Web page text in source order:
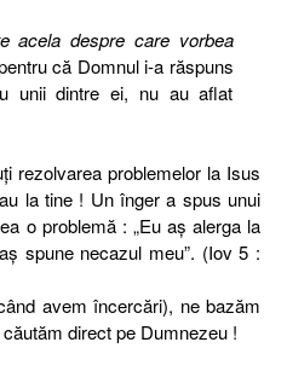
acela despre care vorbea
că Domnul i-a răspuns
unii dintre ei, nu au aflat
rezolvarea problemelor la Isus
la tine ! Un înger a spus unui
o problemă : „Eu aş alerga la
spune necazul meu”. (Iov 5 :
avem încercări), ne bazăm
direct pe Dumnezeu !